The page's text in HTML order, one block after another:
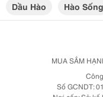
Dầu Hào
Hào Sống
MUA SẮM
Số GCNDT: